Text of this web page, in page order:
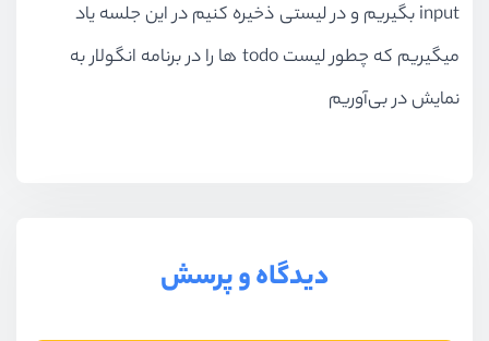
input بگیریم و در لیستی ذخیره کنیم در این جلسه یاد
میگیریم که چطور لیست todo ها را در برنامه انگولار به
نمایش در بی‌آوریم
دیدگاه و پرسش